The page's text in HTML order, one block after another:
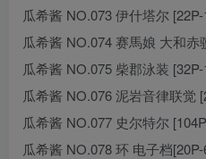
瓜希酱 NO.073 伊什塔尔
瓜希酱 NO.074 赛馬娘 大和赤
瓜希酱 NO.075 柴郡泳装
瓜希酱 NO.076 泥岩音律联觉
瓜希酱 NO.077 史尔特尔
瓜希酱 NO.078 环 电子档